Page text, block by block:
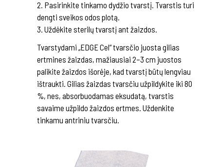
2. Pasirinkite tinkamo dydžio tvarstį. Tvarstis turi
dengti sveikos odos plotą.
3. Uždėkite sterilų tvarstį ant žaizdos.
Tvarstydami „EDGE Cel“ tvarsčio juosta gilias
ertmines žaizdas, mažiausiai 2–3 cm juostos
palikite žaizdos išorėje, kad tvarstį būtų lengviau
ištraukti. Gilias žaizdas tvarsčiu užpildykite iki 80
%, nes, absorbuodamas eksudatą, tvarstis
savaime užpildo žaizdos ertmes. Uždenkite
tinkamu antriniu tvarsčiu.